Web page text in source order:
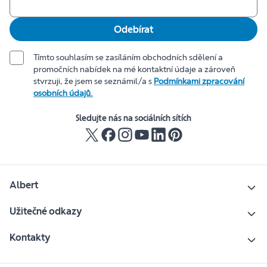
Odebírat
Tímto souhlasím se zasíláním obchodních sdělení a
promočních nabídek na mé kontaktní údaje a zároveň
stvrzuji, že jsem se seznámil/a s Podmínkami zpracování
osobních údajů.
Sledujte nás na sociálních sítích
Albert
Užitečné odkazy
Kontakty